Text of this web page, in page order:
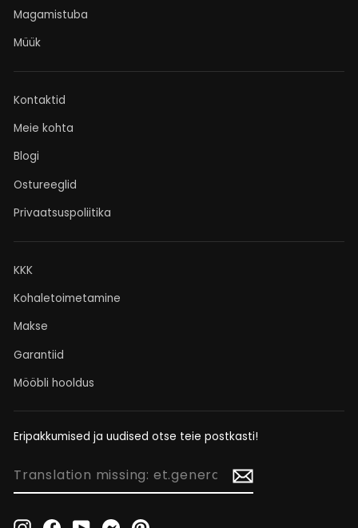
Magamistuba
Müük
Kontaktid
Meie kohta
Blogi
Ostureeglid
Privaatsuspoliitika
KKK
Kohaletoimetamine
Makse
Garantiid
Mööbli hooldus
Eripakkumised ja uudised otse teie postkasti!
TRANSLATION